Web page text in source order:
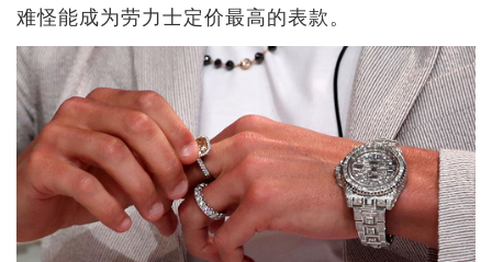
难怪能成为劳力士定价最高的表款。